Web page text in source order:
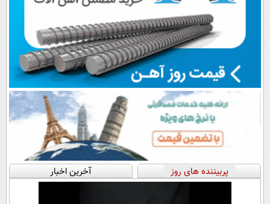
پربیننده های روز آخرین اخبار